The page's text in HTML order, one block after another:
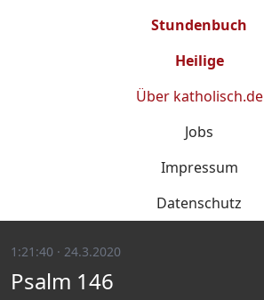
Stundenbuch
Heilige
Über katholisch.de
Jobs
Impressum
Datenschutz
1:21:40 · 24.3.2020
Psalm 146